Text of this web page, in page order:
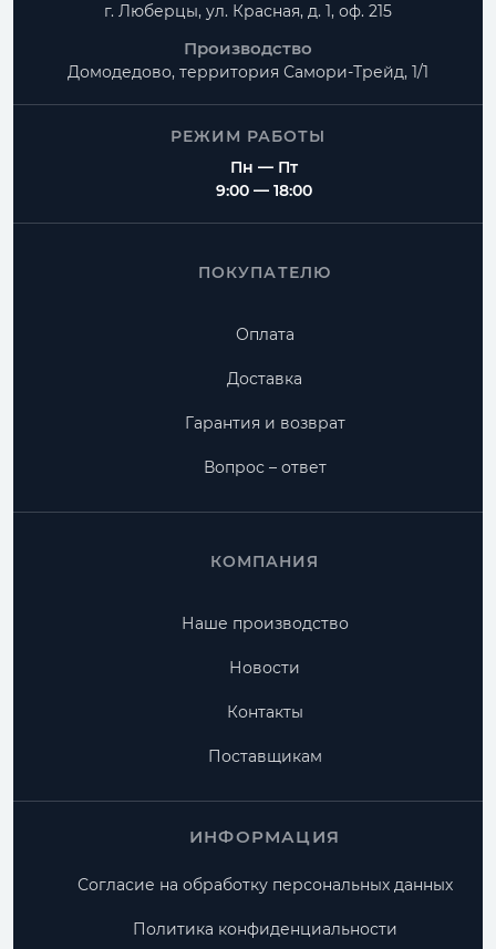
г. Люберцы, ул. Красная, д. 1, оф. 215
Производство
Домодедово, территория Самори-Трейд, 1/1
РЕЖИМ РАБОТЫ
Пн — Пт
9:00 — 18:00
ПОКУПАТЕЛЮ
Оплата
Доставка
Гарантия и возврат
Вопрос – ответ
КОМПАНИЯ
Наше производство
Новости
Контакты
Поставщикам
ИНФОРМАЦИЯ
Согласие на обработку персональных данных
Политика конфиденциальности